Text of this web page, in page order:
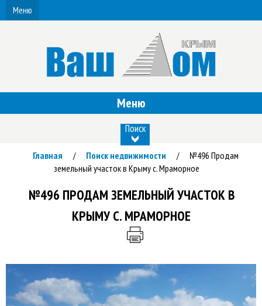
Меню
Меню
Поиск
Главная / Поиск недвижимости /
№496 Продам
земельный участок в Крыму с. Мраморное
№496 ПРОДАМ ЗЕМЕЛЬНЫЙ УЧАСТОК В
КРЫМУ С. МРАМОРНОЕ